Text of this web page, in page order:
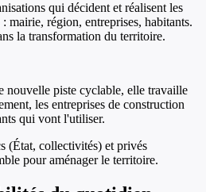
qui décident et réalisent les
mairie, région, entreprises, habitants.
la transformation du territoire.
nouvelle piste cyclable, elle travaille
les entreprises de construction
qui vont l'utiliser.
(État, collectivités) et privés
pour aménager le territoire.